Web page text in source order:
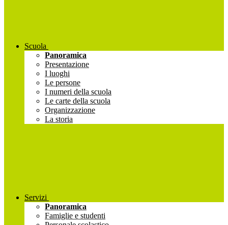
Scuola
Panoramica
Presentazione
I luoghi
Le persone
I numeri della scuola
Le carte della scuola
Organizzazione
La storia
Servizi
Panoramica
Famiglie e studenti